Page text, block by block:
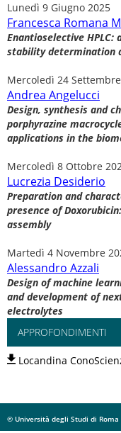
Lunedì 9 Giugno 2025
Francesca Romana
Enantioselective
stability determination
Mercoledì 24
Andrea Angelucci
Design, synthesis and
porphyrazine
applications in the
Mercoledì 8 Ottobre
Lucrezia Desiderio
Preparation and
presence of
assembly
Martedì 4 Novembre
Alessandro Azzali
Design of machine
and development of
electrolytes
APPROFONDIMENTI
Locandina
© Università degli Studi di Roma